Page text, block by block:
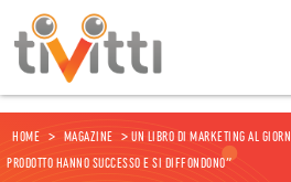
Home > Magazine >Un libro di marketing al
prodotto hanno successo e si diffondono”